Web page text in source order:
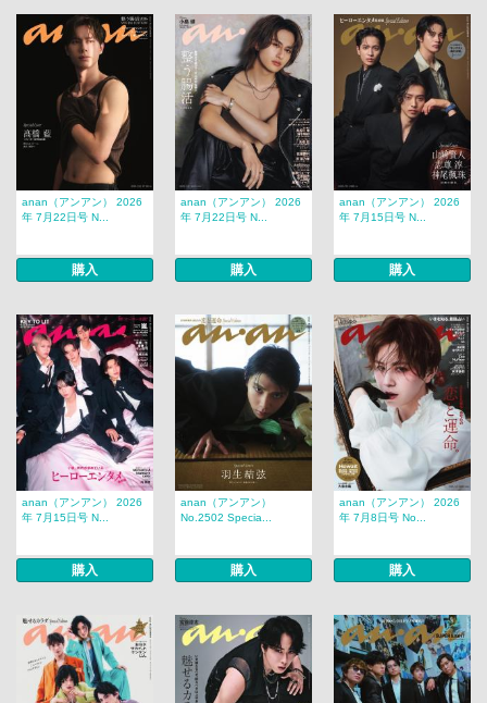
anan（アンアン） 2026
年 7月22日号 N...
購入
anan（アンアン） 2026
年 7月22日号 N...
購入
anan（アンアン） 2026
年 7月15日号 N...
購入
anan（アンアン） 2026
年 7月15日号 N...
購入
anan（アンアン）
No.2502 Specia...
購入
anan（アンアン） 2026
年 7月8日号 No...
購入